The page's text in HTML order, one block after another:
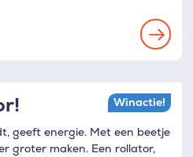
geeft energie. Met een beetje
groter maken. Een rollator,
Winactie!